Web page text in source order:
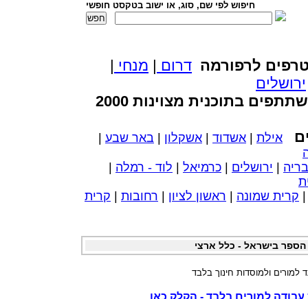
חיפוש לפי שם, סוג, או ישוב בטקסט חופשי
לרפורמה דרום | מנחי |
ירושלים
בתוכנית מצוינות 2000
אילת אשדוד אשקלון באר שבע
ירושלים כרמיאל לוד - רמלה
קרית שמונה ראשון לציון רחובות קרית
הספר בישראל - כלל ארצי
למורים ולמוסדות חינוך בלבד
למורים בלבד - הקלק כאן